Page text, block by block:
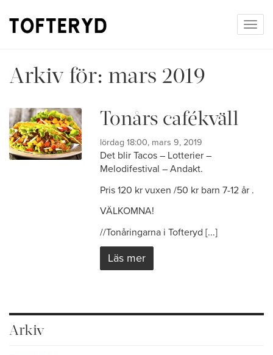
Arkiv för: mars 2019
Tonårs cafékväll
lördag 18:00, mars 9, 2019
Det blir Tacos – Lotterier –
Melodifestival – Andakt.
Pris 120 kr vuxen /50 kr barn 7-12 år .
VÄLKOMNA!
//Tonåringarna i Tofteryd [...]
Läs mer
Arkiv